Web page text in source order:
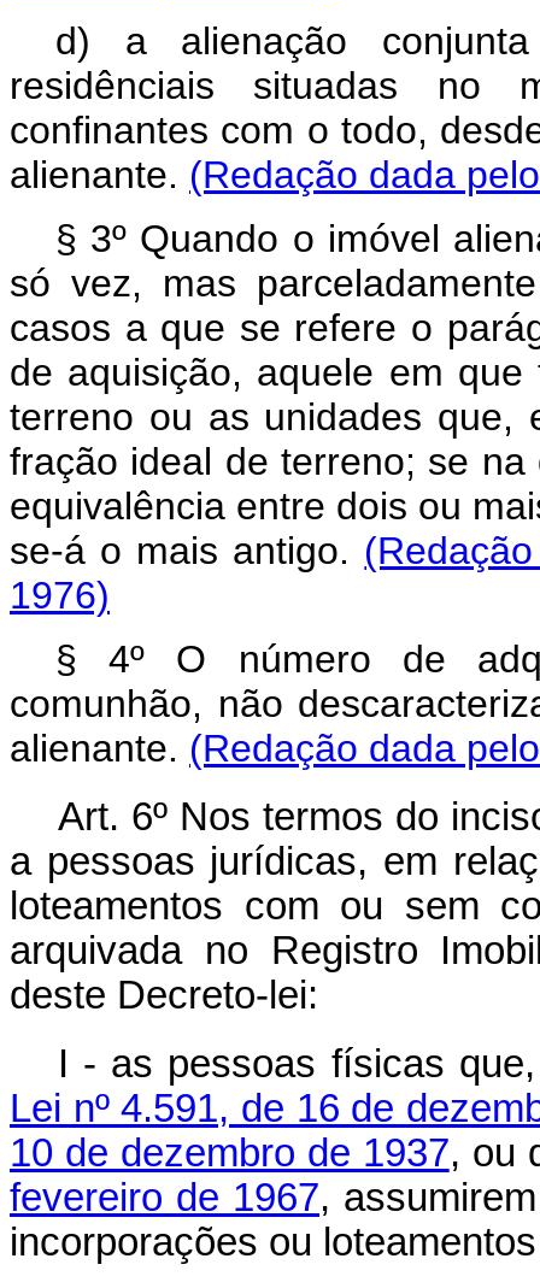
d) a alienação
residênciais situadas no
confinantes com o todo,
alienante. (Redação dada
§ 3º Quando o imóvel
só vez, mas
casos a que se refere o
de aquisição, aquele em
terreno ou as unidades que,
fração ideal de terreno; se
equivalência entre dois ou
se-á o mais antigo.
1976)
§ 4º O número de
comunhão, não
alienante. (Redação dada
Art. 6º Nos termos do
a pessoas jurídicas, em
loteamentos com ou sem
arquivada no Registro
deste Decreto-lei:
I - as pessoas físicas
Lei nº 4.591, de 16 de
10 de dezembro de 1937, ou
fevereiro de 1967,
incorporações ou